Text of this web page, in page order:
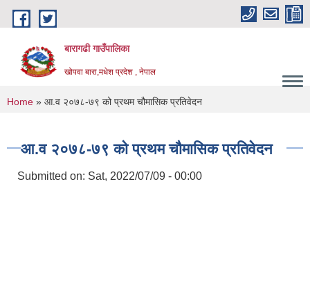
Skip to main content
बारागढी गाउँपालिका
खोपवा बारा,मधेश प्रदेश , नेपाल
You are here
Home » आ.व २०७८-७९ को प्रथम चौमासिक प्रतिवेदन
आ.व २०७८-७९ को प्रथम चौमासिक प्रतिवेदन
Submitted on: Sat, 2022/07/09 - 00:00